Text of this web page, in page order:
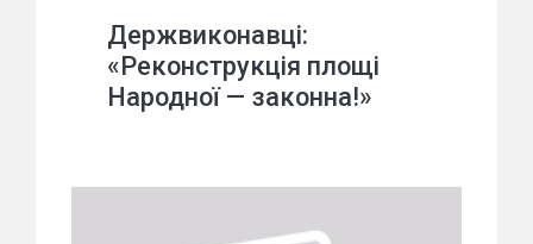
Держвиконавці:
«Реконструкція площі
Народної — законна!»